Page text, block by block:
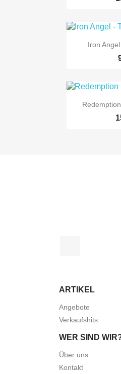

Iron Angel

ARTIKEL
Angebote
Verkaufshits
WER SIND
Über uns
Kontakt